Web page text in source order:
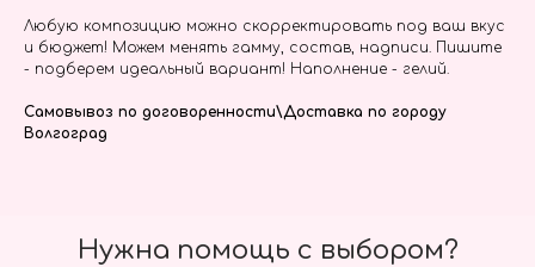
Любую композицию можно скорректировать под ваш вкус
и бюджет! Можем менять гамму, состав, надписи. Пишите
- подберем идеальный вариант! Наполнение - гелий.
Самовывоз по договоренности\Доставка по городу
Волгоград
Нужна помощь с выбором?